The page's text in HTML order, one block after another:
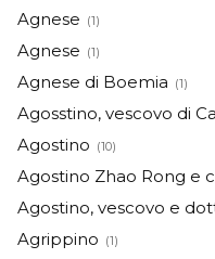
Agnese (1)
Agnese (1)
Agnese di Boemia (1)
Agosstino, vescovo di
Agostino (10)
Agostino Zhao Rong e
Agostino, vescovo e
Agrippino (1)